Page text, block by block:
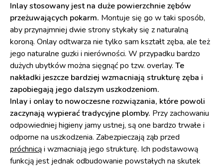
Inlay stosowany jest na duże powierzchnie zębów
przeżuwających pokarm. Montuje się go w taki sposób,
aby przynajmniej dwie strony stykały się z naturalną
koroną. Onlay odtwarza nie tylko sam kształt zęba, ale też
jego naturalne guzki i nierówności. W przypadku bardzo
dużych ubytków można sięgnąć po tzw. overlay. Te
nakładki jeszcze bardziej wzmacniają strukturę zęba i
zapobiegają jego dalszym uszkodzeniom.
Inlay i onlay to nowoczesne rozwiązania, które powoli
zaczynają wypierać tradycyjne plomby. Przy zachowaniu
odpowiedniej higieny jamy ustnej, są one bardzo trwałe i
odporne na uszkodzenia. Zabezpieczają ząb przed
próchnicąi wzmacniają jego strukturę. Ich podstawową
funkcją jest jednak odbudowanie powstałych na skutek